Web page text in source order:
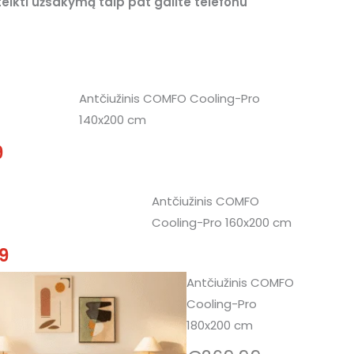
Antčiužinis COMFO Cooling-Pro
140x200 cm
Antčiužinis COMFO
Cooling-Pro 160x200 cm
is:
€132,99.
Antčiužinis COMFO
Cooling-Pro
180x200 cm
Original
Current
produkto
kiekis:
Antčiužinis